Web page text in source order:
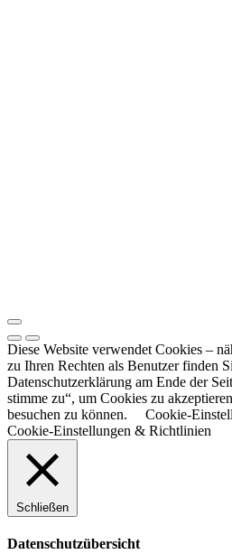
Diese Website verwendet Cookies –
zu Ihren Rechten als Benutzer finden
Datenschutzerklärung am Ende der
stimme zu“, um Cookies zu
besuchen zu können.
Cookie-
Cookie-Einstellungen & Richtlinien
Schließen
Datenschutzübersicht